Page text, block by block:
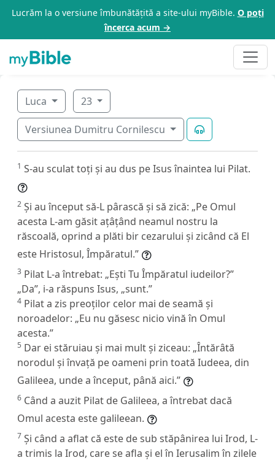
Lucrăm la o versiune îmbunătățită a site-ului myBible. O poți
încerca acum →
Luca 23
Versiunea Dumitru Cornilescu
1 S-au sculat toți și au dus pe Isus înaintea lui Pilat.
2 Și au început să-L pârască și să zică: „Pe Omul
acesta L-am găsit ațâțând neamul nostru la
răscoală, oprind a plăti bir cezarului și zicând că El
este Hristosul, Împăratul.”
3 Pilat L-a întrebat: „Ești Tu Împăratul iudeilor?”
„Da”, i-a răspuns Isus, „sunt.”
4 Pilat a zis preoților celor mai de seamă și
noroadelor: „Eu nu găsesc nicio vină în Omul
acesta.”
5 Dar ei stăruiau și mai mult și ziceau: „Întărâtă
norodul și învață pe oameni prin toată Iudeea, din
Galileea, unde a început, până aici.”
6 Când a auzit Pilat de Galileea, a întrebat dacă
Omul acesta este galileean.
7 Și când a aflat că este de sub stăpânirea lui Irod, L-
a trimis la Irod, care se afla și el în Ierusalim în zilele